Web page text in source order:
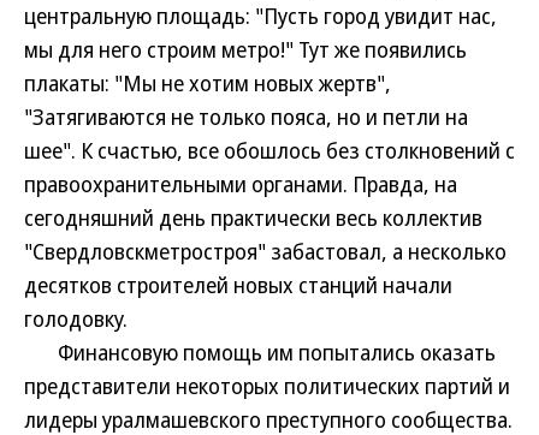
центральную площадь: "Пусть город увидит нас,
мы для него строим метро!" Тут же появились
плакаты: "Мы не хотим новых жертв",
"Затягиваются не только пояса, но и петли на
шее". К счастью, все обошлось без столкновений с
правоохранительными органами. Правда, на
сегодняшний день практически весь коллектив
"Свердловскметростроя" забастовал, а несколько
десятков строителей новых станций начали
голодовку.
Финансовую помощь им попытались оказать
представители некоторых политических партий и
лидеры уралмашевского преступного сообщества.